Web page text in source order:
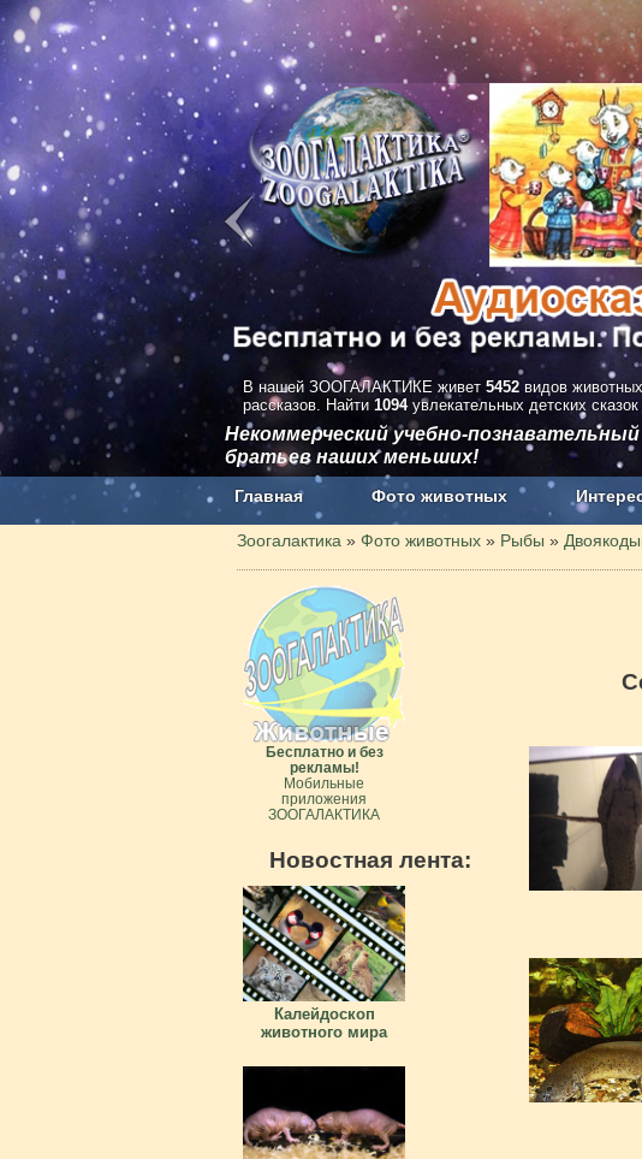
В нашей ЗООГАЛАКТИКЕ живет 5452 видов
рассказов. Найти 1094увлекательных детских сказок
Некоммерческий учебно-
братьев наших меньших!
Главная Фото животных
Наши приложения. Бесплатно и без рекламы
Зоогалактика » Фото животных » Рыбы »
Бесплатно и без
рекламы!
Мобильные
приложения
ЗООГАЛАКТИКА
Новостная лента:
Калейдоскоп
животного мира